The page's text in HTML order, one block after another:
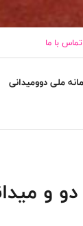
تماس با ما
ملی دوومیدانی
و